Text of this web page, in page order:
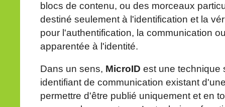
blocs de contenu, ou des morceaux
destiné seulement à l'identification et la
pour l'authentification, la communication
apparentée à l'identité.
Dans un sens, MicroID est une technique
identifiant de communication existant
permettre d'être publié uniquement et en